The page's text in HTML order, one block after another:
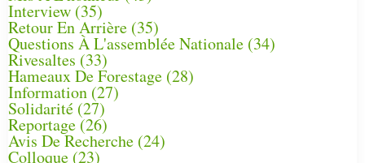
Interview (35)
Retour En Arrière (35)
Questions À L'assemblée Nationale (34)
Rivesaltes (33)
Hameaux De Forestage (28)
Information (27)
Solidarité (27)
Reportage(26)
Avis De Recherche (24)
Colloque (23)